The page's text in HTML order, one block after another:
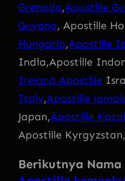
Grenada,Apostille
Guyana, Apostille
Hungaria,Apostille
India,Apostille
Ireland,Apostille
Italy,Apostille
Japan,Apostille
Apostille Kyrgyzstan,
Berikutnya Nama